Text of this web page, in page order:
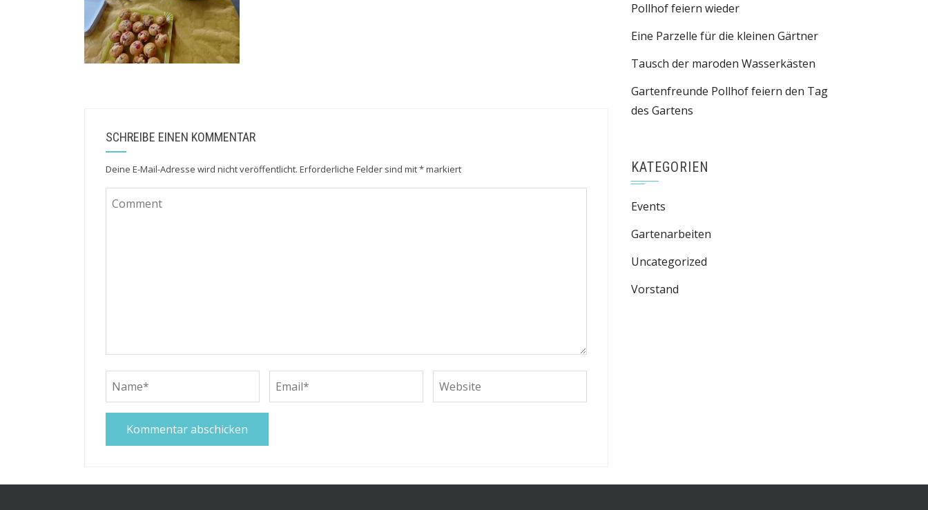
SCHREIBE EINEN KOMMENTAR
Deine E-Mail-Adresse wird nicht veröffentlicht. Erforderliche Felder sind mit*markiert
Pollhof feiern wieder
Eine Parzelle für die kleinen Gärtner
Tausch der maroden Wasserkästen
Gartenfreunde Pollhof feiern den Tag
des Gartens
KATEGORIEN
Events
Gartenarbeiten
Uncategorized
Vorstand